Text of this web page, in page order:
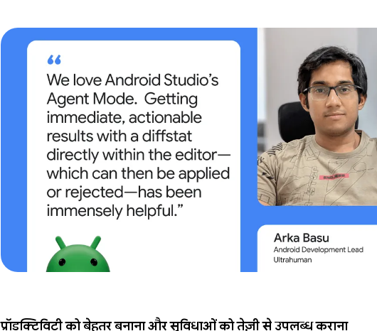
प्रॉडक्टिविटी को बेहतर बनाना और सुविधाओं को तेज़ी से उपलब्ध कराना